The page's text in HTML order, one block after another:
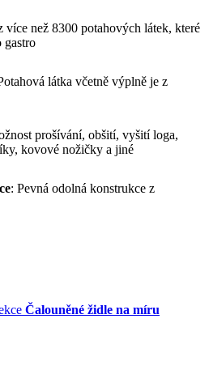
více než 8300 potahových látek, které
gastro
látka včetně výplně je z
prošívání, obšití, vyšití loga,
kovové nožičky a jiné
: Pevná odolná konstrukce z
Čalouněné židle na míru